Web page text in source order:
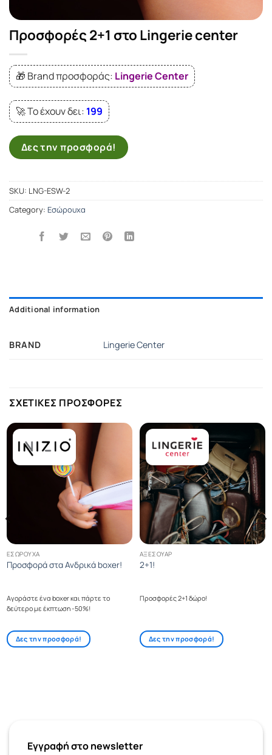
Προσφορές 2+1 στο Lingerie center
🎁 Brand προσφοράς: Lingerie Center
🚀 Το έχουν δει: 199
Δες την προσφορά!
SKU: LNG-ESW-2
Category: Εσώρουχα
Additional information
BRAND Lingerie Center
ΣΧΕΤΙΚΕΣ ΠΡΟΣΦΟΡΕΣ
ΕΣΏΡΟΥΧΑ
Προσφορά στα Ανδρικά boxer!
Αγοράστε ένα boxer και πάρτε το
δεύτερο με έκπτωση -50%!
Δες την προσφορά!
ΑΞΕΣΟΥΆΡ
2+1!
Προσφορές 2+1 δώρο!
Δες την προσφορά!
Εγγραφή στο newsletter